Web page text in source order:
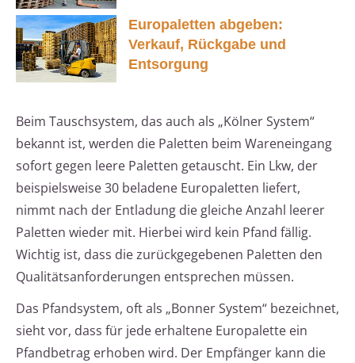
Europaletten abgeben:
Verkauf, Rückgabe und
Entsorgung
Beim Tauschsystem, das auch als „Kölner System“
bekannt ist, werden die Paletten beim Wareneingang
sofort gegen leere Paletten getauscht. Ein Lkw, der
beispielsweise 30 beladene Europaletten liefert,
nimmt nach der Entladung die gleiche Anzahl leerer
Paletten wieder mit. Hierbei wird kein Pfand fällig.
Wichtig ist, dass die zurückgegebenen Paletten den
Qualitätsanforderungen entsprechen müssen.
Das Pfandsystem, oft als „Bonner System“ bezeichnet,
sieht vor, dass für jede erhaltene Europalette ein
Pfandbetrag erhoben wird. Der Empfänger kann die